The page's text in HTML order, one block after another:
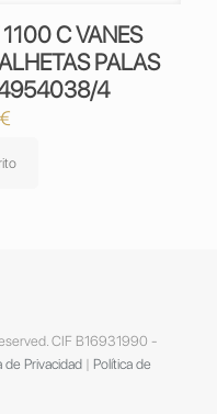
C VANES
PALAS
4
€
CIF B16931990 -
de Privacidad| Política de